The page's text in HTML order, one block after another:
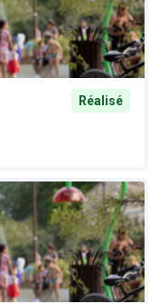
Réalisé